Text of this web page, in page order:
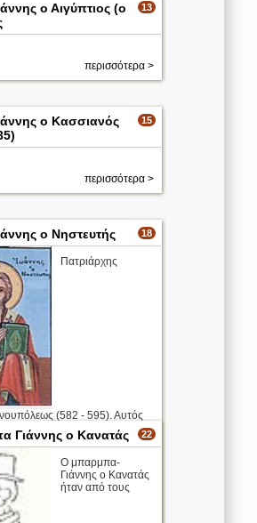
13
ο Αιγύπτιος (ο
περισσότερα >
15
ο Κασσιανός
περισσότερα >
18
ο Νηστευτής
Πατριάρχης
(582 - 595). Αυτός
στην ιστορία θα
τον τίτλο «Οικουμενικός»,
θα πυροδοτήσει το μένος
του Μεγάλου. Ο
...
22
Γιάννης ο Κανατάς
Ο μπαρμπα-
Γιάννης ο Κανατάς
ήταν από τους